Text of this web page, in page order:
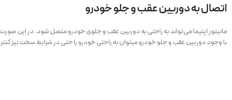
اتصال به دوربین عقب و جلو خودرو
مانیتور اپتیما می‌تواند به راحتی به دوربین عقب و جلوی خودرو متصل شود. در این صورت
با وجود دوربین عقب و جلو خودرو میتوان به راحتی خودرو را حتی در شرایط سخت نیز